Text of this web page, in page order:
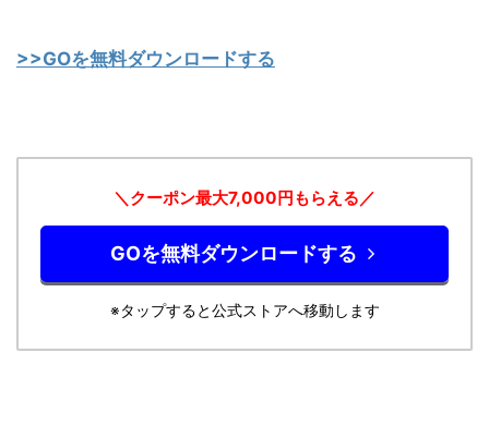
>>GOを無料ダウンロードする
＼クーポン最大7,000円もらえる／
GOを無料ダウンロードする
※タップすると公式ストアへ移動します